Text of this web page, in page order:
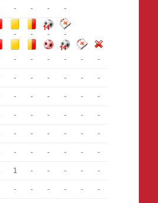
- - -
-
- - -
-
- - - - - -
- - - - - -
- - - - - -
- - - - - -
- - - - - -
- - - - - -
1 - - - - -
- - - - - -